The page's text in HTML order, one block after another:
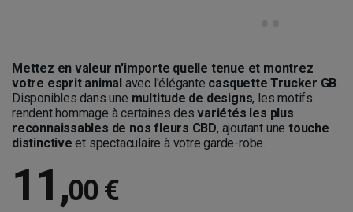
Mettez en valeur n'importe quelle tenue et montrez
votre esprit animal avec l'élégante casquette Trucker GB.
Disponibles dans une multitude de designs, les motifs
rendent hommage à certaines desvariétés les plus
reconnaissables de nos fleurs CBD, ajoutant une touche
distinctive et spectaculaire à votre garde-robe.
11,00 €